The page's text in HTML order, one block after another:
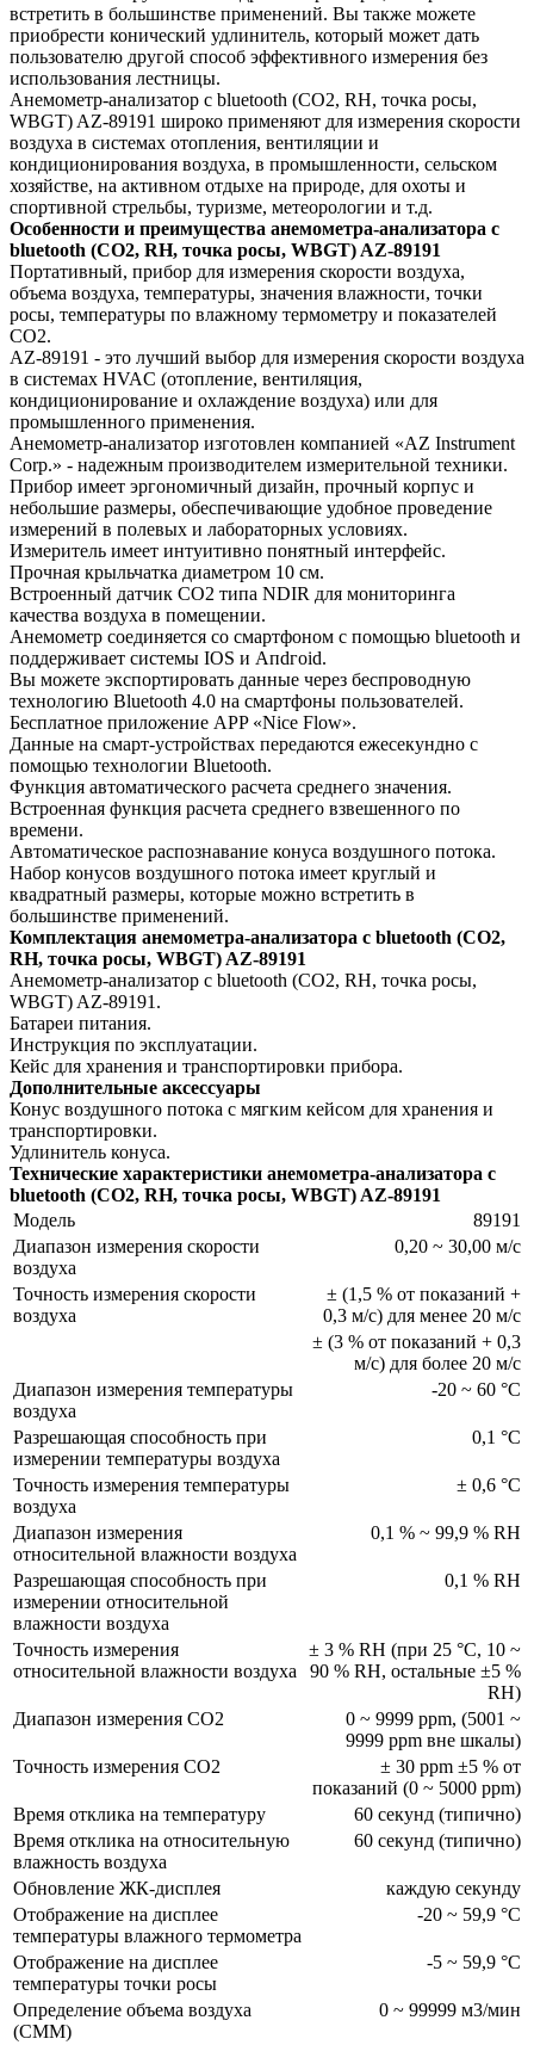
встретить в большинстве применений. Вы также можете
приобрести конический удлинитель, который может дать
пользователю другой способ эффективного измерения без
использования лестницы.
Анемометр-анализатор с bluetooth (СО2, RH, точка росы,
WBGT) AZ-89191 широко применяют для измерения скорости
воздуха в системах отопления, вентиляции и
кондиционирования воздуха, в промышленности, сельском
хозяйстве, на активном отдыхе на природе, для охоты и
спортивной стрельбы, туризме, метеорологии и т.д.
Особенности и преимущества анемометра-анализатора с
bluetooth (СО2, RH, точка росы, WBGT) AZ-89191
Портативный, прибор для измерения скорости воздуха,
объема воздуха, температуры, значения влажности, точки
росы, температуры по влажному термометру и показателей
CO2.
AZ-89191 - это лучший выбор для измерения скорости воздуха
в системах HVAC (отопление, вентиляция,
кондиционирование и охлаждение воздуха) или для
промышленного применения.
Анемометр-анализатор изготовлен компанией «AZ Instrument
Corp.» - надежным производителем измерительной техники.
Прибор имеет эргономичный дизайн, прочный корпус и
небольшие размеры, обеспечивающие удобное проведение
измерений в полевых и лабораторных условиях.
Измеритель имеет интуитивно понятный интерфейс.
Прочная крыльчатка диаметром 10 см.
Встроенный датчик CO2 типа NDIR для мониторинга
качества воздуха в помещении.
Анемометр соединяется со смартфоном с помощью bluetooth и
поддерживает системы IOS и Апԁгоіԁ.
Вы можете экспортировать данные через беспроводную
технологию Bluetooth 4.0 на смартфоны пользователей.
Бесплатное приложение APP «Nice Flow».
Данные на смарт-устройствах передаются ежесекундно с
помощью технологии Bluetooth.
Функция автоматического расчета среднего значения.
Встроенная функция расчета среднего взвешенного по
времени.
Автоматическое распознавание конуса воздушного потока.
Набор конусов воздушного потока имеет круглый и
квадратный размеры, которые можно встретить в
большинстве применений.
Комплектация анемометра-анализатора с bluetooth (СО2,
RH, точка росы, WBGT) AZ-89191
Анемометр-анализатор с bluetooth (СО2, RH, точка росы,
WBGT) AZ-89191.
Батареи питания.
Инструкция по эксплуатации.
Кейс для хранения и транспортировки прибора.
Дополнительные аксессуары
Конус воздушного потока с мягким кейсом для хранения и
транспортировки.
Удлинитель конуса.
Технические характеристики анемометра-анализатора с
bluetooth (СО2, RH, точка росы, WBGT) AZ-89191
Модель
89191
Диапазон измерения скорости
воздуха
0,20 ~ 30,00 м/с
Точность измерения скорости
воздуха
± (1,5 % от показаний +
0,3 м/с) для менее 20 м/с
± (3 % от показаний + 0,3
м/с) для более 20 м/с
Диапазон измерения температуры
воздуха
-20 ~ 60 °С
Разрешающая способность при
измерении температуры воздуха
0,1 °С
Точность измерения температуры
воздуха
± 0,6 °С
Диапазон измерения
относительной влажности воздуха
0,1 % ~ 99,9 % RH
Разрешающая способность при
измерении относительной
влажности воздуха
0,1 % RH
Точность измерения
относительной влажности воздуха
± 3 % RH (при 25 °С, 10 ~
90 % RH, остальные ±5 %
RH)
Диапазон измерения CO2
0 ~ 9999 ppm, (5001 ~
9999 ppm вне шкалы)
Точность измерения CO2
± 30 ppm ±5 % от
показаний (0 ~ 5000 ppm)
Время отклика на температуру
60 секунд (типично)
Время отклика на относительную
влажность воздуха
60 секунд (типично)
Обновление ЖК-дисплея
каждую секунду
Отображение на дисплее
температуры влажного термометра
-20 ~ 59,9 °С
Отображение на дисплее
температуры точки росы
-5 ~ 59,9 °С
Определение объема воздуха
(CMM)
0 ~ 99999 м3/мин